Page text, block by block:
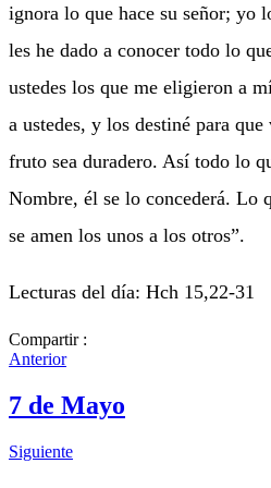
ignora lo que hace su señor; yo
les he dado a conocer todo lo
ustedes los que me eligieron a
a ustedes, y los destiné para
fruto sea duradero. Así todo lo
Nombre, él se lo concederá. Lo
se amen los unos a los otros”.
Lecturas del día: Hch 15,22-31
Compartir :
Anterior
7 de Mayo
Siguiente